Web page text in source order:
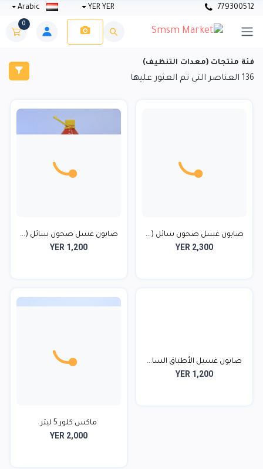
779300512
YER YER
0
فئة منتجات (معدات التنظيف)
136 العناصر التي تم العثور عليها
YER 2,300
YER 1,200
صابون غسيل الأطباق السا...
YER 1,200
ماكس كلور 5 ليتر‬‬‬
YER 2,000